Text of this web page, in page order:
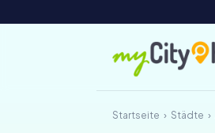
Startseite Städte